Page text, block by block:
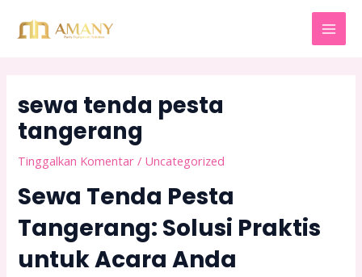
sewa tenda pesta
tangerang
Tinggalkan Komentar / Uncategorized
Sewa Tenda Pesta
Tangerang: Solusi Praktis
untuk Acara Anda
navigation